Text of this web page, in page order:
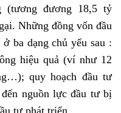
(tương đương 18,5 tỷ
Những đồng vốn đầu
ba dạng chủ yếu sau :
hiệu quả (ví như 12
quy hoạch đầu tư
nguồn lực đầu tư bị
tư phát triển.